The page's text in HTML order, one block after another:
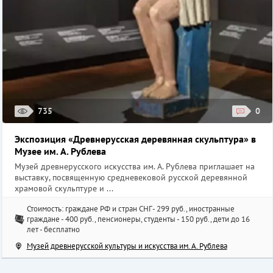
735 0
Экспозиция «Древнерусская деревянная скульптура» в
Музее им. А. Рублева
Музей древнерусского искусства им. А. Рублева приглашает на
выставку, посвященную средневековой русской деревянной
храмовой скульптуре и ...
Стоимость: граждане РФ и стран СНГ- 299 руб., иностранные
граждане - 400 руб., пенсионеры, студенты - 150 руб., дети до 16
лет - бесплатно
Музей древнерусской культуры и искусства им. А. Рублева